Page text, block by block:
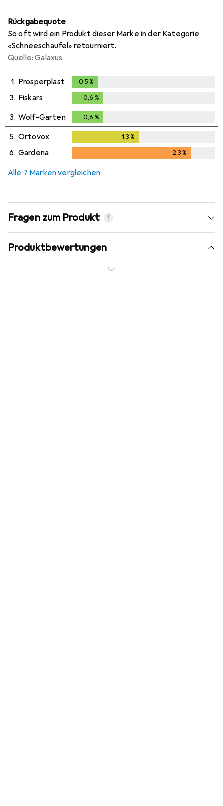
Rückgabequote
So oft wird ein Produkt dieser Marke in der Kategorie
«Schneeschaufel» retourniert.
Quelle: Galaxus
1. Prosperplast 0,5 %
3. Fiskars 0,6 %
3. Wolf-Garten 0,6 %
5. Ortovox 1,3%
6. Gardena 2,3%
Alle 7 Marken vergleichen
Fragen zum Produkt 1
Produktbewertungen